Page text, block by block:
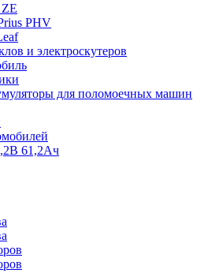
ZE
PHV
и электроскутеров
для поломоечных машин
61,2Ач